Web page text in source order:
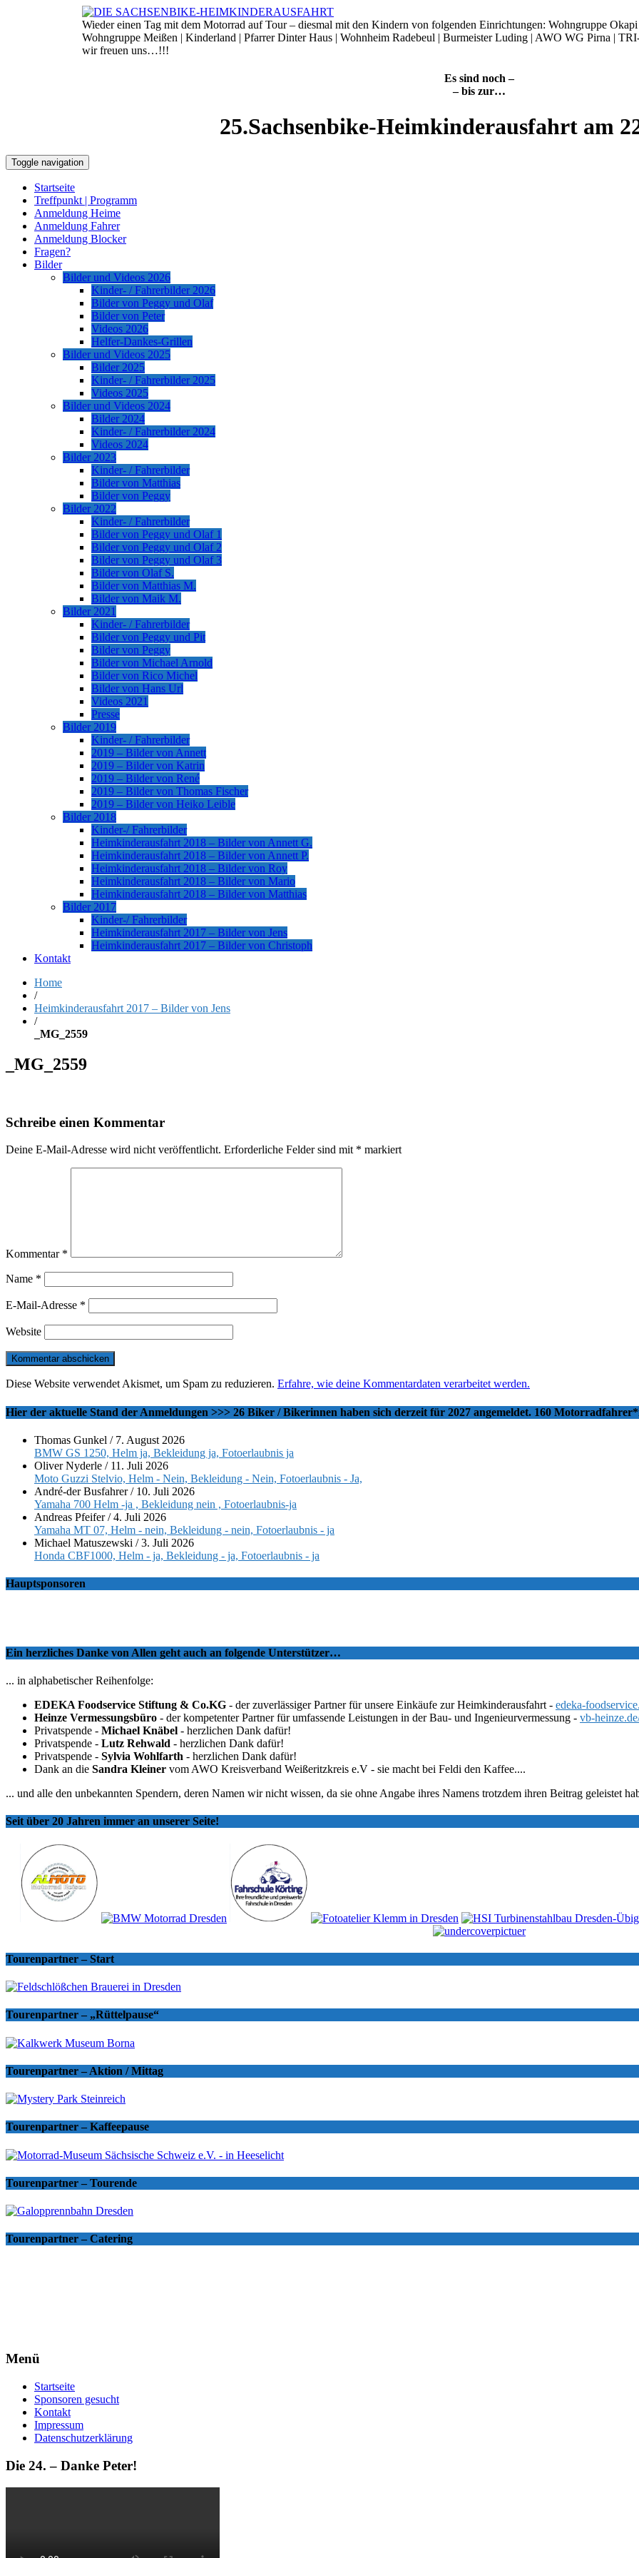
Wieder einen Tag mit dem Motorrad auf Tour – diesmal mit den Kindern von folgenden Einrichtungen: Wohngruppe
Wohngruppe Meißen | Kinderland | Pfarrer Dinter Haus | Wohnheim Radebeul | Burmeister Luding | AWO WG Pirna |
wir freuen uns…!!!
Es sind noch –
– bis zur…
25.Sachsenbike-Heimkinderausfahrt am
Toggle navigation
Startseite
Treffpunkt | Programm
Anmeldung Heime
Anmeldung Fahrer
Anmeldung Blocker
Fragen?
Bilder
Bilder und Videos 2026
Kinder- / Fahrerbilder 2026
Bilder von Peggy und Olaf
Bilder von Peter
Videos 2026
Helfer-Dankes-Grillen
Bilder und Videos 2025
Bilder 2025
Kinder- / Fahrerbilder 2025
Videos 2025
Bilder und Videos 2024
Bilder 2024
Kinder- / Fahrerbilder 2024
Videos 2024
Bilder 2023
Kinder- / Fahrerbilder
Bilder von Matthias
Bilder von Peggy
Bilder 2022
Kinder- / Fahrerbilder
Bilder von Peggy und Olaf 1
Bilder von Peggy und Olaf 2
Bilder von Peggy und Olaf 3
Bilder von Olaf S.
Bilder von Matthias M.
Bilder von Maik M.
Bilder 2021
Kinder- / Fahrerbilder
Bilder von Peggy und Pit
Bilder von Peggy
Bilder von Michael Arnold
Bilder von Rico Michel
Bilder von Hans Url
Videos 2021
Presse
Bilder 2019
Kinder- / Fahrerbilder
2019 – Bilder von Annett
2019 – Bilder von Katrin
2019 – Bilder von René
2019 – Bilder von Thomas Fischer
2019 – Bilder von Heiko Leible
Bilder 2018
Kinder-/ Fahrerbilder
Heimkinderausfahrt 2018 – Bilder von Annett G.
Heimkinderausfahrt 2018 – Bilder von Annett P.
Heimkinderausfahrt 2018 – Bilder von Roy
Heimkinderausfahrt 2018 – Bilder von Mario
Heimkinderausfahrt 2018 – Bilder von Matthias
Bilder 2017
Kinder-/ Fahrerbilder
Heimkinderausfahrt 2017 – Bilder von Jens
Heimkinderausfahrt 2017 – Bilder von Christoph
Kontakt
Home
/
Heimkinderausfahrt 2017 – Bilder von Jens
/
_MG_2559
_MG_2559
Schreibe einen Kommentar
Deine E-Mail-Adresse wird nicht veröffentlicht. Erforderliche Felder sind mit * markiert
Kommentar *
Name *
E-Mail-Adresse *
Website
Diese Website verwendet Akismet, um Spam zu reduzieren. Erfahre, wie deine Kommentardaten verarbeitet werden.
Hier der aktuelle Stand der Anmeldungen >>> 26 Biker / Bikerinnen haben sich derzeit für 2027 angemeldet. 160
Thomas Gunkel / 7. August 2026
BMW GS 1250, Helm ja, Bekleidung ja, Fotoerlaubnis ja
Oliver Nyderle / 11. Juli 2026
Moto Guzzi Stelvio, Helm - Nein, Bekleidung - Nein, Fotoerlaubnis - Ja,
André-der Busfahrer/ 10. Juli 2026
Yamaha 700 Helm -ja , Bekleidung nein , Fotoerlaubnis-ja
Andreas Pfeifer/4. Juli 2026
Yamaha MT 07, Helm - nein, Bekleidung - nein, Fotoerlaubnis - ja
Michael Matuszewski /3. Juli 2026
Honda CBF1000, Helm - ja, Bekleidung - ja, Fotoerlaubnis - ja
Hauptsponsoren
Ein herzliches Danke von Allen geht auch an folgende Unterstützer…
... in alphabetischer Reihenfolge:
EDEKA Foodservice Stiftung & Co.KG - der zuverlässiger Partner für unsere Einkäufe zur Heimkinderausfahrt - edeka-
Heinze Vermessungsbüro - der kompetenter Partner für umfassende Leistungen in der Bau- und Ingenieurvermessung - vb-
Privatspende - Michael Knäbel - herzlichen Dank dafür!
Privatspende - Lutz Rehwald - herzlichen Dank dafür!
Privatspende - Sylvia Wohlfarth - herzlichen Dank dafür!
Dank an die Sandra Kleiner vom AWO Kreisverband Weißeritzkreis e.V - sie macht bei Feldi den Kaffee....
... und alle den unbekannten Spendern, deren Namen wir nicht wissen, da sie ohne Angabe ihres Namens trotzdem ihren Beitrag geleistet
Seit über 20 Jahren immer an unserer Seite!
Tourenpartner – Start
Tourenpartner – „Rüttelpause“
Tourenpartner – Aktion / Mittag
Tourenpartner – Kaffeepause
Tourenpartner – Tourende
Tourenpartner – Catering
Menü
Startseite
Sponsoren gesucht
Kontakt
Impressum
Datenschutzerklärung
Die 24. – Danke Peter!